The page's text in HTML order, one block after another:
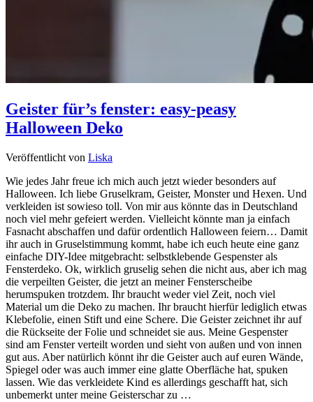
Geister für’s fenster: easy-peasy
Halloween Deko
Veröffentlicht von Liska
Wie jedes Jahr freue ich mich auch jetzt wieder besonders auf
Halloween. Ich liebe Gruselkram, Geister, Monster und Hexen. Und
verkleiden ist sowieso toll. Von mir aus könnte das in Deutschland
noch viel mehr gefeiert werden. Vielleicht könnte man ja einfach
Fasnacht abschaffen und dafür ordentlich Halloween feiern… Damit
ihr auch in Gruselstimmung kommt, habe ich euch heute eine ganz
einfache DIY-Idee mitgebracht: selbstklebende Gespenster als
Fensterdeko. Ok, wirklich gruselig sehen die nicht aus, aber ich mag
die verpeilten Geister, die jetzt an meiner Fensterscheibe
herumspuken trotzdem. Ihr braucht weder viel Zeit, noch viel
Material um die Deko zu machen. Ihr braucht hierfür lediglich etwas
Klebefolie, einen Stift und eine Schere. Die Geister zeichnet ihr auf
die Rückseite der Folie und schneidet sie aus. Meine Gespenster
sind am Fenster verteilt worden und sieht von außen und von innen
gut aus. Aber natürlich könnt ihr die Geister auch auf euren Wände,
Spiegel oder was auch immer eine glatte Oberfläche hat, spuken
lassen. Wie das verkleidete Kind es allerdings geschafft hat, sich
unbemerkt unter meine Geisterschar zu …